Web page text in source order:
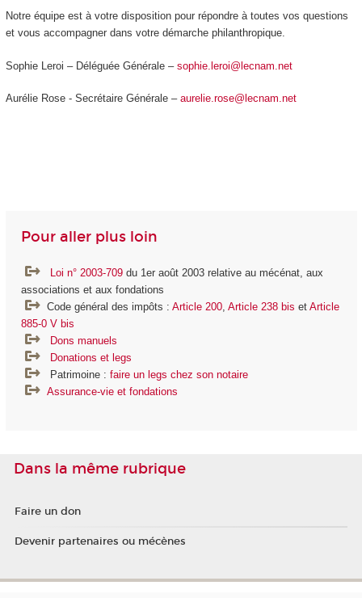
Notre équipe est à votre disposition pour répondre à toutes vos questions
et vous accompagner dans votre démarche philanthropique.
Sophie Leroi – Déléguée Générale – sophie.leroi@lecnam.net
Aurélie Rose - Secrétaire Générale – aurelie.rose@lecnam.net
Pour aller plus loin
Loi n° 2003-709 du 1er août 2003 relative au mécénat, aux
associations et aux fondations
Code général des impôts : Article 200, Article 238 bis et Article
885-0 V bis
Dons manuels
Donations et legs
Patrimoine : faire un legs chez son notaire
Assurance-vie et fondations
Dans la même rubrique
Faire un don
Devenir partenaires ou mécènes